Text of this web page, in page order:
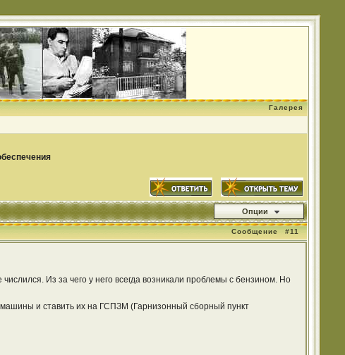
Галерея
Опции
Сообщение #11
Из за чего у него всегда возникали проблемы с бензином. Но
и ставить их на ГСПЗМ (Гарнизонный сборный пункт